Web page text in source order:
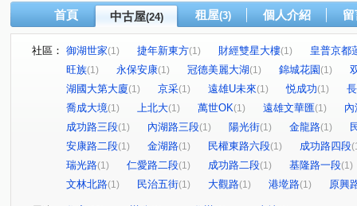
首頁 中古屋(24) 租屋(3) 個人介紹
社區： 御湖世家(1) 捷年新東方(1) 財經雙星大樓(1)
皇普京都
旺族(1) 永保安康(1) 冠德美麗大湖(1) 錦城花園(1)
湖國大第大廈(1) 京采(1) 遠雄U未來(1) 悦成功(1)
喬成大境(1) 上北大(1) 萬世OK(1) 遠雄文華匯(1)
成功路三段(1) 內湖路三段(1) 陽光街(1) 金龍路(1)
安康路二段(1) 金湖路(1) 民權東路六段(1) 成功路四段
瑞光路(1) 仁愛路二段(1) 成功路二段(1) 基隆路一段(1)
文林北路(1) 民治五街(1) 大觀路(1) 港墘路(1) 原興